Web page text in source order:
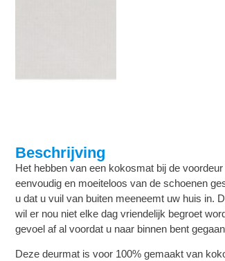
Beschrijving
Het hebben van een kokosmat bij de
eenvoudig en moeiteloos van de schoenen
u dat u vuil van buiten meeneemt uw huis in.
wil er nou niet elke dag vriendelijk begroet
gevoel af al voordat u naar binnen bent
Deze deurmat is voor 100% gemaakt van